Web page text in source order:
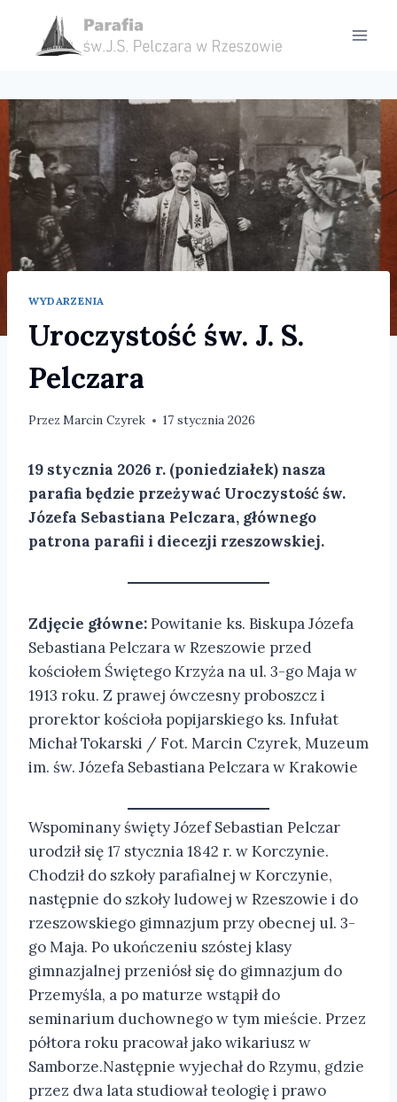
treści
WYDARZENIA
Uroczystość św. J. S.
Pelczara
Przez Marcin Czyrek 17 stycznia 2026
19 stycznia 2026 r. (poniedziałek) nasza
parafia będzie przeżywać Uroczystość św.
Józefa Sebastiana Pelczara, głównego
patrona parafii i diecezji rzeszowskiej.
Zdjęcie główne:Powitanie ks. Biskupa Józefa
Sebastiana Pelczara w Rzeszowie przed
kościołem Świętego Krzyża na ul. 3-go Maja w
1913 roku. Z prawej ówczesny proboszcz i
prorektor kościoła popijarskiego ks. Infułat
Michał Tokarski / Fot. Marcin Czyrek, Muzeum
im. św. Józefa Sebastiana Pelczara w Krakowie
Wspominany święty Józef Sebastian Pelczar
urodził się 17 stycznia 1842 r. w Korczynie.
Chodził do szkoły parafialnej w Korczynie,
następnie do szkoły ludowej w Rzeszowie i do
rzeszowskiego gimnazjum przy obecnej ul. 3-
go Maja. Po ukończeniu szóstej klasy
gimnazjalnej przeniósł się do gimnazjum do
Przemyśla, a po maturze wstąpił do
seminarium duchownego w tym mieście. Przez
półtora roku pracował jako wikariusz w
Samborze.Następnie wyjechał do Rzymu, gdzie
przez dwa lata studiował teologię i prawo